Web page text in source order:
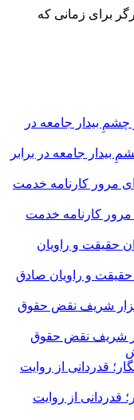
برای زمانی که
بیدار جامعه در برابر
کارنامه خدمت
و راویان صادق
شریف نقض حقوق
قدردانی از روایت